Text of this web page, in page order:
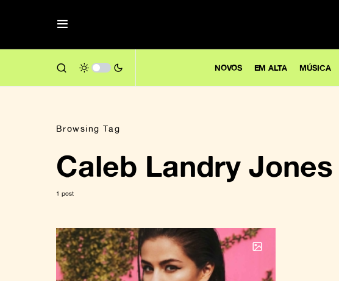
NOVOS EM ALTA MÚSICA
Browsing Tag
Caleb Landry Jones
1 post